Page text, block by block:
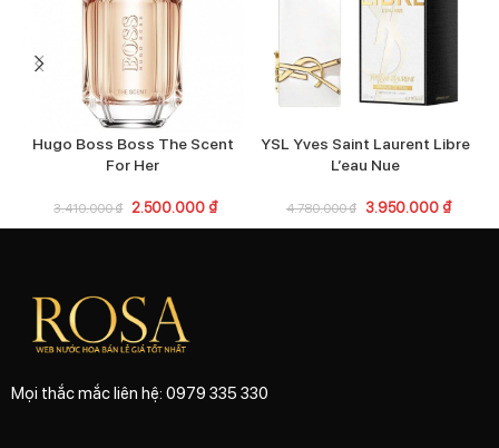
Hugo Boss Boss The Scent
For Her
3.410.000₫ 2.500.000 ₫
YSL Yves Saint Laurent Libre
L’eau Nue
4.780.000₫ 3.950.000 ₫
Mọi thắc mắc liên hệ: 0979 335 330